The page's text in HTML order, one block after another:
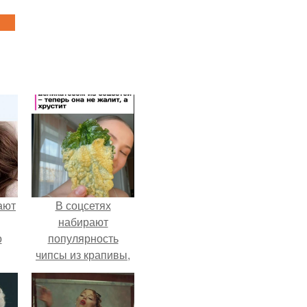
В соцсетях
набирают
популярность
чипсы из крапивы,
которые
пользователи в